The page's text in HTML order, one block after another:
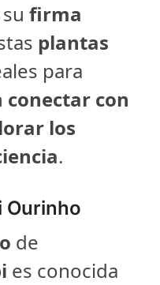
firma
plantas
para
conectar con
los
.
Ourinho
de
es conocida